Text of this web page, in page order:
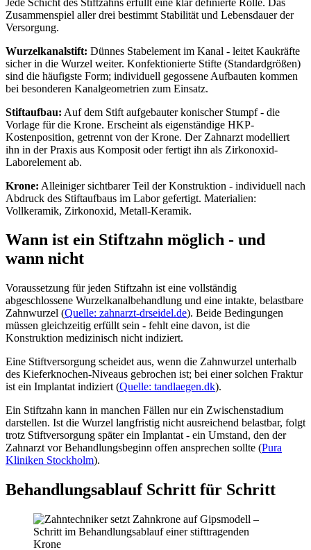
Zusammenspiel aller drei bestimmt Stabilität und Lebensdauer der
Versorgung.
Wurzelkanalstift: Dünnes Stabelement im Kanal - leitet Kaukräfte
sicher in die Wurzel weiter. Konfektionierte Stifte (Standardgrößen)
sind die häufigste Form; individuell gegossene Aufbauten kommen
bei besonderen Kanalgeometrien zum Einsatz.
Stiftaufbau: Auf dem Stift aufgebauter konischer Stumpf - die
Vorlage für die Krone. Erscheint als eigenständige HKP-
Kostenposition, getrennt von der Krone. Der Zahnarzt modelliert
ihn in der Praxis aus Komposit oder fertigt ihn als Zirkonoxid-
Laborelement ab.
Krone: Alleiniger sichtbarer Teil der Konstruktion - individuell nach
Abdruck des Stiftaufbaus im Labor gefertigt. Materialien:
Vollkeramik, Zirkonoxid, Metall-Keramik.
Wann ist ein Stiftzahn möglich - und
wann nicht
Voraussetzung für jeden Stiftzahn ist eine vollständig
abgeschlossene Wurzelkanalbehandlung und eine intakte, belastbare
Zahnwurzel (Quelle: zahnarzt-drseidel.de). Beide Bedingungen
müssen gleichzeitig erfüllt sein - fehlt eine davon, ist die
Konstruktion medizinisch nicht indiziert.
Eine Stiftversorgung scheidet aus, wenn die Zahnwurzel unterhalb
des Kieferknochen-Niveaus gebrochen ist; bei einer solchen Fraktur
ist ein Implantat indiziert (Quelle: tandlaegen.dk).
Ein Stiftzahn kann in manchen Fällen nur ein Zwischenstadium
darstellen. Ist die Wurzel langfristig nicht ausreichend belastbar, folgt
trotz Stiftversorgung später ein Implantat - ein Umstand, den der
Zahnarzt vor Behandlungsbeginn offen ansprechen sollte (Pura
Kliniken Stockholm).
Behandlungsablauf Schritt für Schritt